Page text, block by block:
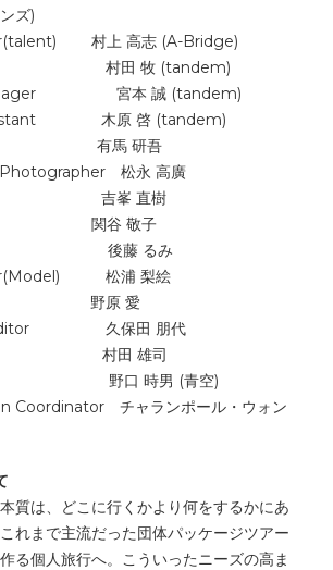
ズ)
村上 高志 (A-Bridge)
村田 牧 (tandem)
宮本 誠 (tandem)
木原 啓 (tandem)
有馬 研吾
松永 高廣
吉峯 直樹
谷 敬子
後藤 るみ
松浦 梨絵
野原 愛
Editor 久保田 朋代
田 雄司
野口 時男 (青空)
Coordinator チャランポール・ウォン
質は、どこに行くかより何をするかにあ
れまで主流だった団体パッケージツアー
る個人旅行へ。こういったニーズの高ま